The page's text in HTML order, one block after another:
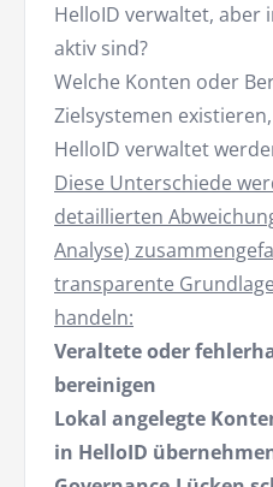
HelloID verwaltet, aber
aktiv sind?
Welche Konten oder
Zielsystemen
HelloID verwaltet
Diese Unterschiede
detaillierten
Analyse)
transparente
handeln:
Veraltete oder
bereinigen
Lokal angelegte
in HelloID